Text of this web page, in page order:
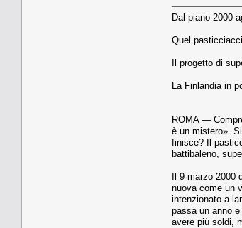
Dal piano 2000
Quel
Il progetto di
La Finlandia in
ROMA —
è un mistero».
finisce? Il
battibaleno,
Il 9 marzo 2000
nuova come un
intenzio­nato a
passa un an­no
avere più soldi,